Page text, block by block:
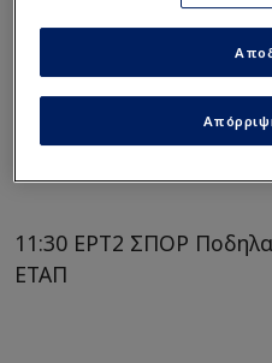
11:30 COSMOTE SPORT
SS21
11:30 ΕΡΤ2 ΣΠΟΡ
ΕΤΑΠ